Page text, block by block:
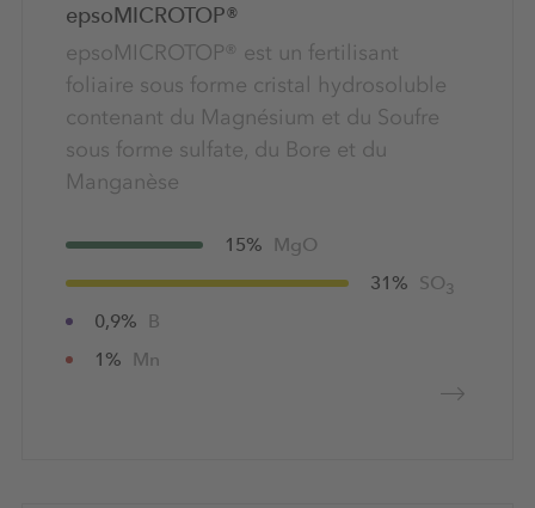
Pomme de terre
Légumineuses à grains
(2)
Maïs (3)
(2)
Tabac (0)
Arbres de noël
Fertilisation du sol
Traitement ultérieur (0)
Fertilisation foliaire et fertigation
Agriculture biologique (3)
Nutriments
Azote (N) (0)
Cuivre (Cu)
Manganèse (Mn)
epsoMICROTOP®
epsoMICROTOP® est un fertilisant
foliaire sous forme cristal hydrosoluble
contenant du Magnésium et du Soufre
sous forme sulfate, du Bore et du
Manganèse
15%
MgO
31% SO3
0,9%
B
1%
Mn